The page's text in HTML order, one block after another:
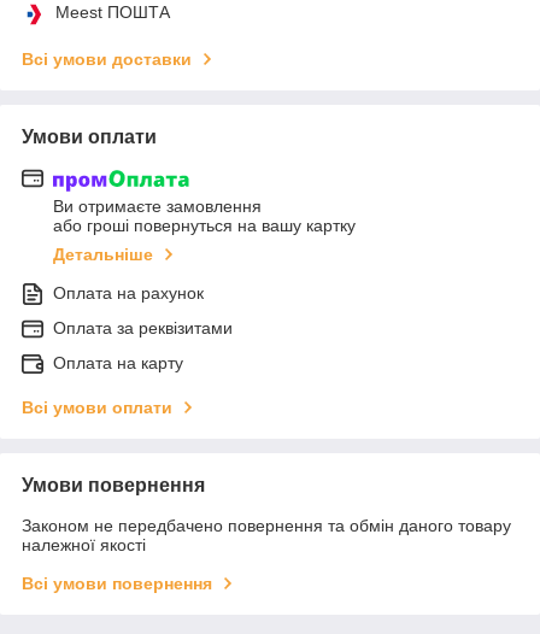
Meest ПОШТА
Всі умови доставки
Умови оплати
Ви отримаєте замовлення
або гроші повернуться на вашу картку
Детальніше
Оплата на рахунок
Оплата за реквізитами
Оплата на карту
Всі умови оплати
Умови повернення
Законом не передбачено повернення та обмін даного товару
належної якості
Всі умови повернення